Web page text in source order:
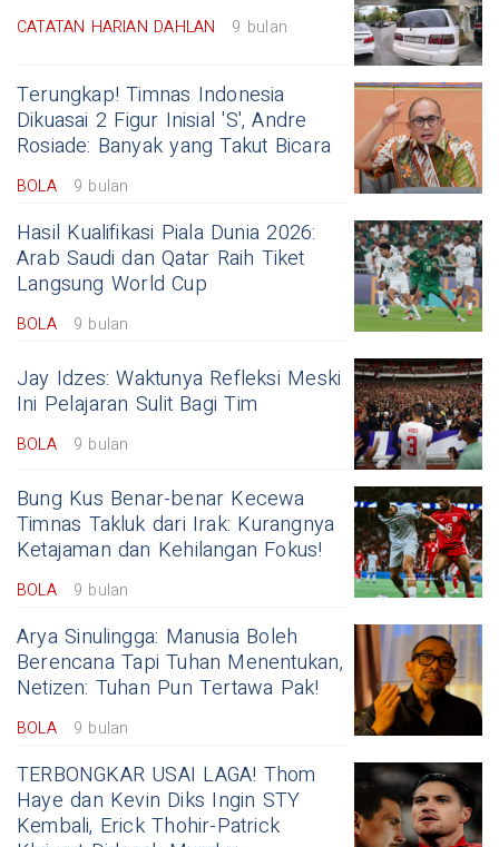
CATATAN HARIAN DAHLAN 9 bulan
Terungkap! Timnas Indonesia
Dikuasai 2 Figur Inisial 'S', Andre
Rosiade: Banyak yang Takut Bicara
BOLA 9 bulan
Hasil Kualifikasi Piala Dunia 2026:
Arab Saudi dan Qatar Raih Tiket
Langsung World Cup
BOLA 9 bulan
Jay Idzes: Waktunya Refleksi Meski
Ini Pelajaran Sulit Bagi Tim
BOLA 9 bulan
Bung Kus Benar-benar Kecewa
Timnas Takluk dari Irak: Kurangnya
Ketajaman dan Kehilangan Fokus!
BOLA 9 bulan
Arya Sinulingga: Manusia Boleh
Berencana Tapi Tuhan Menentukan,
Netizen: Tuhan Pun Tertawa Pak!
BOLA 9 bulan
TERBONGKAR USAI LAGA! Thom
Haye dan Kevin Diks Ingin STY
Kembali, Erick Thohir-Patrick